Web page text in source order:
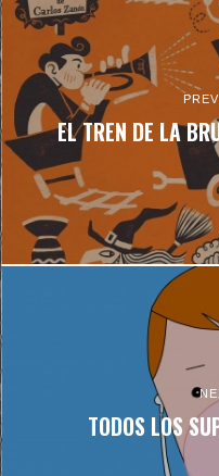
EL TREN DE LA
TODOS LOS